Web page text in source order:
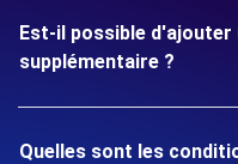
Est-il possible d'ajouter
supplémentaire ?
Quelles sont les